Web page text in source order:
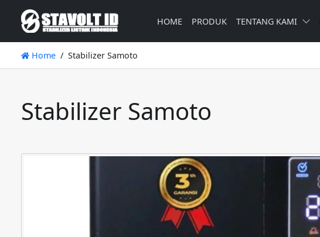
HOME PRODUK TENTANG KAMI
Home Stabilizer Samoto
Stabilizer Samoto